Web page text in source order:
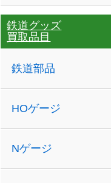
鉄道グッズ
買取品目
鉄道部品
HOゲージ
Nゲージ